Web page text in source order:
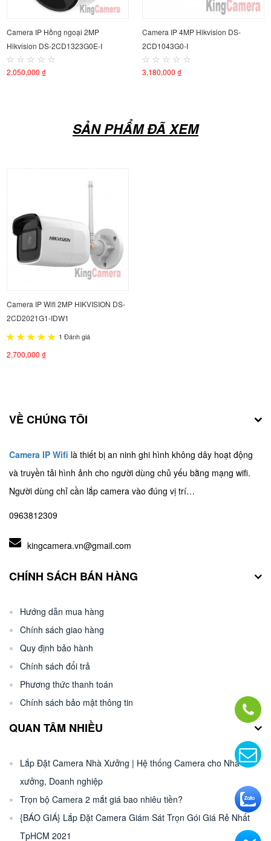
Camera IP Hồng ngoại 2MP
Hikvision DS-2CD1323G0E-I
2,050,000 ₫
Camera IP 4MP Hikvision DS-
2CD1043G0-I
3,180,000 ₫
SẢN PHẨM ĐÃ XEM
Camera IP Wifi 2MP HIKVISION DS-
2CD2021G1-IDW1
1 Đánh giá
2,700,000 ₫
VỀ CHÚNG TÔI
Camera IP Wifi là thiết bị an ninh ghi hình không dây hoạt động
và truyền tải hình ảnh cho người dùng chủ yếu bằng mạng wifi.
Người dùng chỉ cần lắp camera vào đúng vị trí…
0963812309
kingcamera.vn@gmail.com
CHÍNH SÁCH BÁN HÀNG
Hướng dẫn mua hàng
Chính sách giao hàng
Quy định bảo hành
Chính sách đổi trả
Phương thức thanh toán
Chính sách bảo mật thông tin
QUAN TÂM NHIỀU
Lắp Đặt Camera Nhà Xưởng | Hệ thống Camera cho Nhà
xưởng, Doanh nghiệp
Trọn bộ Camera 2 mắt giá bao nhiêu tiền?
{BÁO GIÁ} Lắp Đặt Camera Giám Sát Trọn Gói Giá Rẻ Nhất
TpHCM 2021